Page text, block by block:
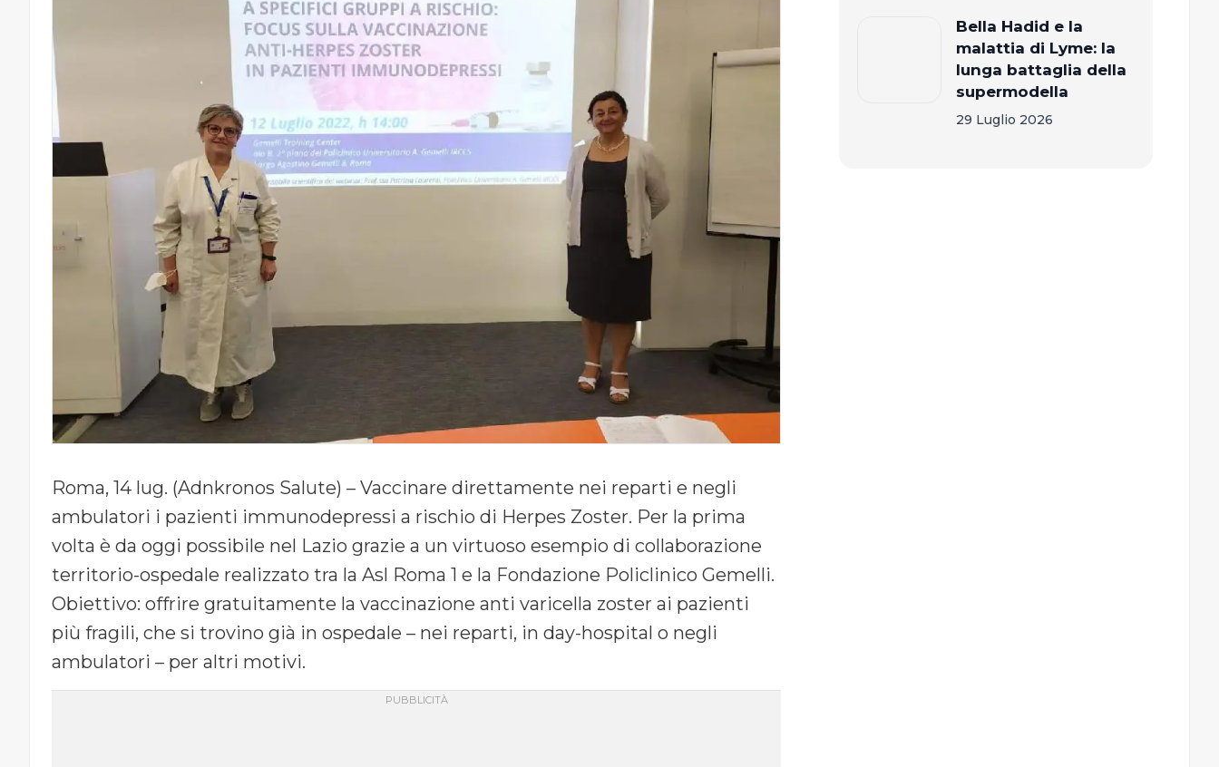
Roma, 14 lug. (Adnkronos Salute) – Vaccinare direttamente nei reparti e negli
ambulatori i pazienti immunodepressi a rischio di Herpes Zoster. Per la prima
volta è da oggi possibile nel Lazio grazie a un virtuoso esempio di collaborazione
territorio-ospedale realizzato tra la Asl Roma 1 e la Fondazione Policlinico Gemelli.
Obiettivo: offrire gratuitamente la vaccinazione anti varicella zoster ai pazienti
più fragili, che si trovino già in ospedale – nei reparti, in day-hospital o negli
ambulatori – per altri motivi.
Bella Hadid e la
malattia di Lyme: la
lunga battaglia della
supermodella
29 Luglio 2026